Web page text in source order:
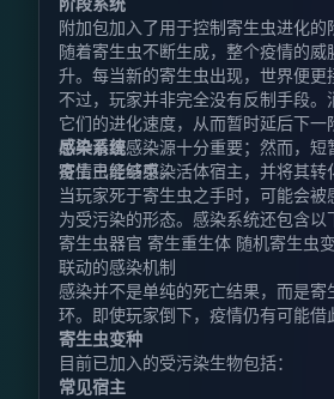
附加包加入了用于控制寄生虫进化的
随着寄生虫不断生成，整个疫情的威
升。每当新的寄生虫出现，世界便更
不过，玩家并非完全没有反制手段
它们的进化速度，从而暂时延后下一
尽早清理感染源十分重要；然而，短
疫情已经结束。
感染系统
寄生虫能够感染活体宿主，并将其转
当玩家死于寄生虫之手时，可能会
为受污染的形态。感染系统还包含以
寄生虫器官 寄生重生体 随机寄生虫
联动的感染机制
感染并不是单纯的死亡结果，而是寄
环。即使玩家倒下，疫情仍有可能借
寄生虫变种
目前已加入的受污染生物包括：
常见宿主